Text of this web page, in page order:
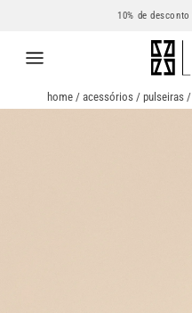
10% de
home / acessórios / pulseiras /